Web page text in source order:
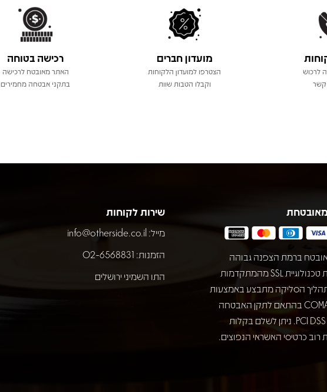
לרכוש
קשר
מועדון חברים
הצטרפו למועדון הלקוחות
וקבלו הטבות שוות
רכישה בטוחה
האתר מאובטח לרכישה
בתקני אבטחה מחמירים
ברמת הצפנה גבוהה
באמצעות טכנולוגיית SSL מהמתקדמות
הסליקה מתבצע באמצעות
חברת COMAX בהתאם לתקן האבטחה
המחמיר PCI DSS. ניתן לשלם בקלות
רוב כרטיסי האשראי הנפוצים.
שירות לקוחות
מייל: info@otherside.co.il
הזמנות: 02-6568831
התו השמיני ירושלים